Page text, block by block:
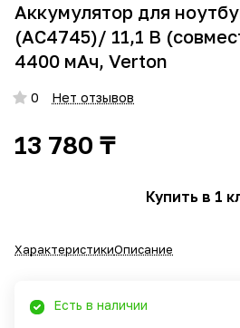
Аккумулятор для
(AC4745)/ 11,1 В
4400 мАч, Verton
0 Нет отзывов
13 780 ₸
Купить в 1
ХарактеристикиОписание
Есть в наличии